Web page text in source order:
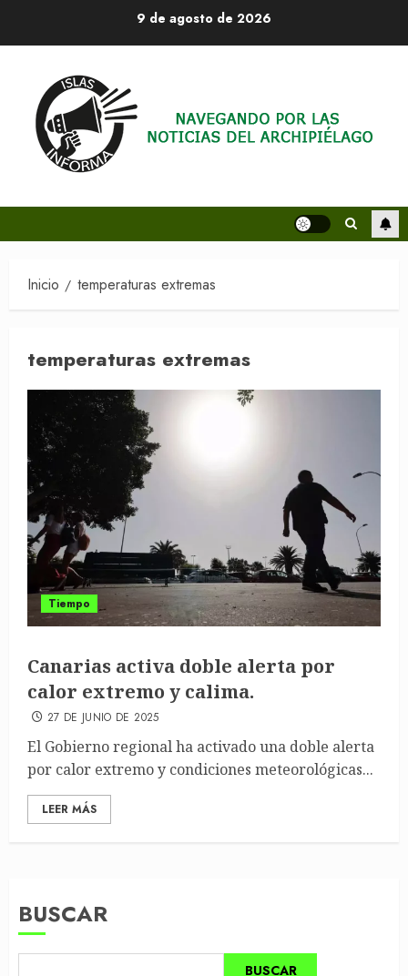
9 de agosto de 2026
Inicio temperaturas extremas
temperaturas extremas
Tiempo
Canarias activa doble alerta por
calor extremo y calima.
27 DE JUNIO DE 2025
El Gobierno regional ha activado una doble alerta
por calor extremo y condiciones meteorológicas...
LEER MÁS
BUSCAR
BUSCAR